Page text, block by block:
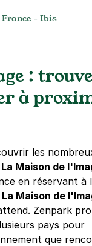
- Ibis
d'Art Moderne -
:
à
les
La Maison de
en réservant à
Maison de
Zenpark
pays pour
que